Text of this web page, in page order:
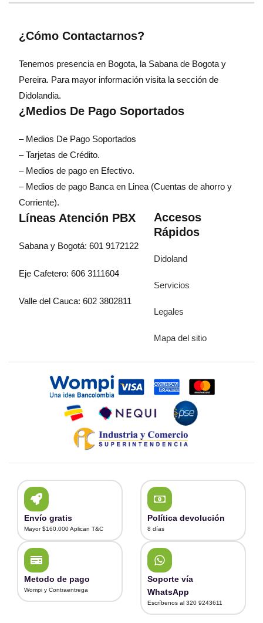
¿Cómo Contactarnos?
Tenemos presencia en Bogota, la Sabana de Bogota y
Pereira. Para mayor información visita la sección de
Didolandia.
¿Medios De Pago Soportados
– Medios De Pago Soportados
– Tarjetas de Crédito.
– Medios de pago en Efectivo.
– Medios de pago Banca en Linea (Cuentas de ahorro y
Corriente).
Líneas Atención PBX
Sabana y Bogotá: 601 9172122
Eje Cafetero: 606 3111604
Valle del Cauca: 602 3802811
Accesos
Rápidos
Didoland
Servicios
Legales
Mapa del sitio
Envío gratis
Mayor $160.000 Aplican T&C
Política devolución
8 días
Metodo de pago
Wompi y Contraentrega
Soporte vía
WhatsApp
Escríbenos al 320 9243611